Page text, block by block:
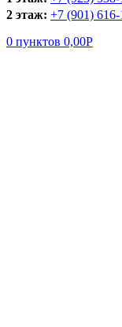
2 этаж: +7 (901)
0 пунктов 0,00Р